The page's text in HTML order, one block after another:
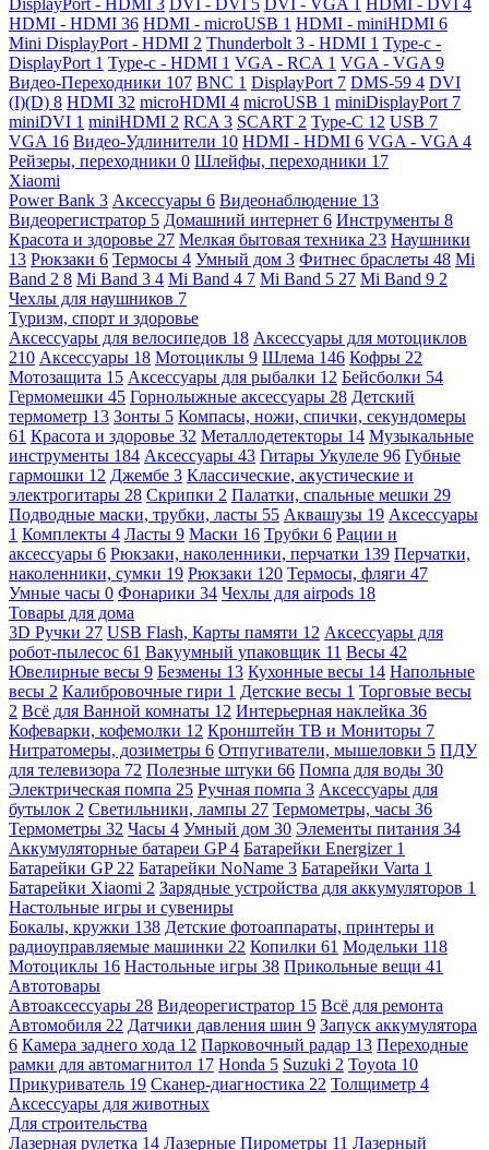
HDMI - HDMI 36 HDMI - microUSB 1 HDMI - miniHDMI 6
Mini DisplayPort - HDMI 2 Thunderbolt 3 - HDMI 1 Type-c -
DisplayPort 1 Type-c - HDMI 1 VGA - RCA 1 VGA - VGA 9
Видео-Переходники 107 BNC 1 DisplayPort 7 DMS-59 4 DVI
(I)(D) 8 HDMI 32 microHDMI 4 microUSB 1 miniDisplayPort 7
miniDVI 1 miniHDMI 2 RCA 3 SCART 2 Type-C 12 USB 7
VGA 16 Видео-Удлинители 10 HDMI - HDMI 6 VGA - VGA 4
Рейзеры, переходники 0 Шлейфы, переходники 17
Xiaomi
Power Bank 3 Аксессуары 6 Видеонаблюдение 13
Видеорегистратор 5 Домашний интернет 6 Инструменты 8
Красота и здоровье 27 Мелкая бытовая техника 23 Наушники
13 Рюкзаки 6 Термосы 4 Умный дом 3 Фитнес браслеты 48 Mi
Band 2 8 Mi Band 3 4 Mi Band 4 7 Mi Band 5 27 Mi Band 9 2
Чехлы для наушников 7
Туризм, спорт и здоровье
Аксессуары для велосипедов 18 Аксессуары для мотоциклов
210 Аксессуары 18 Мотоциклы 9 Шлема 146 Кофры 22
Мотозащита 15 Аксессуары для рыбалки 12 Бейсболки 54
Гермомешки 45 Горнолыжные аксессуары 28 Детский
термометр 13 Зонты 5 Компасы, ножи, спички, секундомеры
61 Красота и здоровье 32 Металлодетекторы 14 Музыкальные
инструменты 184 Аксессуары 43 Гитары Укулеле 96 Губные
гармошки 12 Джембе 3 Классические, акустические и
электрогитары 28 Скрипки 2 Палатки, спальные мешки 29
Подводные маски, трубки, ласты 55 Аквашузы 19 Аксессуары
1 Комплекты 4 Ласты 9 Маски 16 Трубки 6 Рации и
аксессуары 6 Рюкзаки, наколенники, перчатки 139 Перчатки,
наколенники, сумки 19 Рюкзаки 120 Термосы, фляги 47
Умные часы 0 Фонарики 34 Чехлы для airpods 18
Товары для дома
3D Ручки 27 USB Flash, Карты памяти 12 Аксессуары для
робот-пылесос 61 Вакуумный упаковщик 11 Весы 42
Ювелирные весы 9 Безмены 13 Кухонные весы 14 Напольные
весы 2 Калибровочные гири 1 Детские весы 1 Торговые весы
2 Всё для Ванной комнаты 12 Интерьерная наклейка 36
Кофеварки, кофемолки 12 Кронштейн ТВ и Мониторы 7
Нитратомеры, дозиметры 6 Отпугиватели, мышеловки 5 ПДУ
для телевизора 72 Полезные штуки 66 Помпа для воды 30
Электрическая помпа 25 Ручная помпа 3 Аксессуары для
бутылок 2 Светильники, лампы 27 Термометры, часы 36
Термометры 32 Часы 4 Умный дом 30 Элементы питания 34
Аккумуляторные батареи GP4 Батарейки Energizer 1
Батарейки GP 22 Батарейки NoName 3 Батарейки Varta 1
Батарейки Xiaomi 2 Зарядные устройства для аккумуляторов 1
Настольные игры и сувениры
Бокалы, кружки 138 Детские фотоаппараты, принтеры и
радиоуправляемые машинки 22 Копилки 61 Модельки 118
Мотоциклы 16 Настольные игры 38 Прикольные вещи 41
Автотовары
Автоаксессуары 28 Видеорегистратор 15 Всё для ремонта
Автомобиля 22 Датчики давления шин 9 Запуск аккумулятора
6 Камера заднего хода 12 Парковочный радар 13 Переходные
рамки для автомагнитол 17 Honda 5 Suzuki 2 Toyota 10
Прикуриватель 19 Сканер-диагностика 22 Толщиметр 4
Аксессуары для животных
Для строительства
Лазерная рулетка 14 Лазерные Пирометры 11 Лазерный